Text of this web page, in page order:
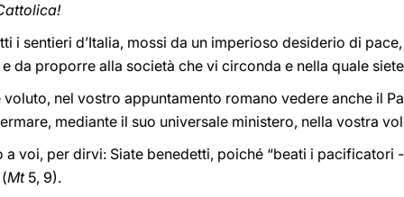
i sentieri d’Italia, mossi da un imperioso desiderio di
e da proporre alla società che vi circonda e nella quale
nel vostro appuntamento romano vedere anche il
mediante il suo universale ministero, nella vostra
voi, per dirvi: Siate benedetti, poiché “beati i pacificatori
Mt5, 9).